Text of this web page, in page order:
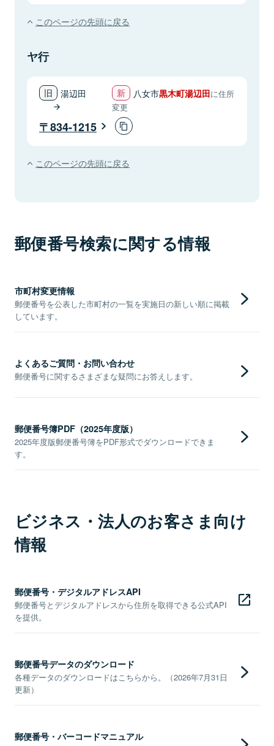
このページの先頭に戻る
ヤ行
湯辺田 八女市黒木町湯辺田に住所
変更
834-1215
このページの先頭に戻る
郵便番号検索に関する情報
市町村変更情報
郵便番号を公表した市町村の一覧を実施日の新しい順に掲載
しています。
よくあるご質問・お問い合わせ
郵便番号に関するさまざまな疑問にお答えします。
郵便番号簿PDF（2025年度版）
2025年度版郵便番号簿をPDF形式でダウンロードできま
す。
ビジネス・法人のお客さま向け
情報
郵便番号・デジタルアドレスAPI
郵便番号とデジタルアドレスから住所を取得できる公式API
を提供。
郵便番号データのダウンロード
各種データのダウンロードはこちらから。（2026年7月31日
更新）
郵便番号・バーコードマニュアル